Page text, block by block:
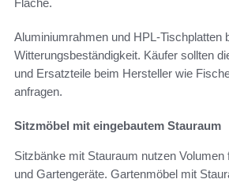
Fläche.
Aluminiumrahmen und HPL-Tischplatten
Witterungsbeständigkeit. Käufer sollten
und Ersatzteile beim Hersteller wie
anfragen.
Sitzmöbel mit eingebautem Stauraum
Sitzbänke mit Stauraum nutzen
und Gartengeräte. Gartenmöbel mit